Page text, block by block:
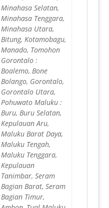
Minahasa Selatan,
Minahasa Tenggara,
Minahasa Utara,
Bitung, Kotamobagu,
Manado, Tomohon
Gorontalo :
Boalemo, Bone
Bolango, Gorontalo,
Gorontalo Utara,
Pohuwato Maluku :
Buru, Buru Selatan,
Kepulauan Aru,
Maluku Barat Daya,
Maluku Tengah,
Maluku Tenggara,
Kepulauan
Tanimbar, Seram
Bagian Barat, Seram
Bagian Timur,